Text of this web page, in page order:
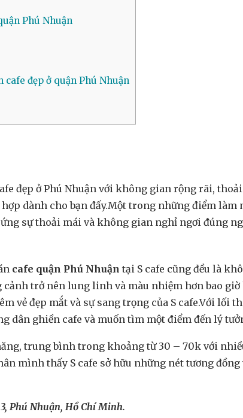
Phú Nhuận
đẹp ở quận Phú Nhuận
đẹp ở Phú Nhuận với không gian rộng rãi,
hợp dành cho bạn đấy.Một trong những điểm
sự thoải mái và không gian nghỉ ngơi đúng
cafe quận Phú Nhuận tại S cafe cũng đều là
trở nên lung linh và màu nhiệm hơn bao
vẻ đẹp mắt và sự sang trọng của S cafe.Với lối
dân ghiền cafe và muốn tìm một điểm đến lý
trung bình trong khoảng từ 30 – 70k với
mình thấy S cafe sở hữu những nét tương đồng
Phú Nhuận, Hồ Chí Minh.